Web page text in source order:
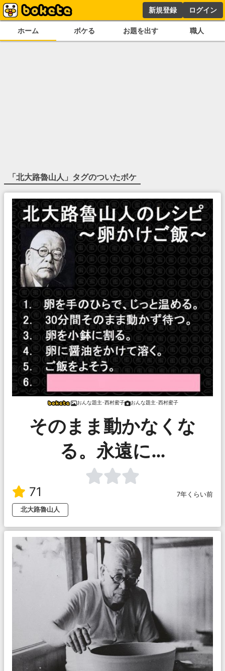
新規登録 ログイン
ホーム ボケる お題を出す 職人
「北大路魯山人 」タグのついたボケ
おんな題主･西村蜜子 おんな題主･西村蜜子
そのまま動かなくな
る。永遠に…
71
7年くらい前
北大路魯山人